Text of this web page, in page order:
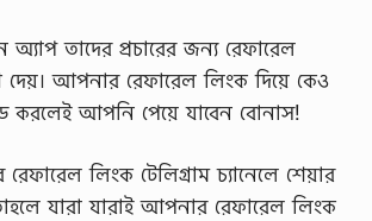
তাদের প্রচারের জন্য রেফারেল
আপনার রেফারেল লিংক দিয়ে কেও
করলেই আপনি পেয়ে যাবেন বোনাস!
লিংক টেলিগ্রাম চ্যানেলে শেয়ার
যারা যারাই আপনার রেফারেল লিংক